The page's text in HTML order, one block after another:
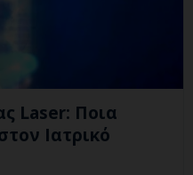
Laser: Ποια
Ιατρικό